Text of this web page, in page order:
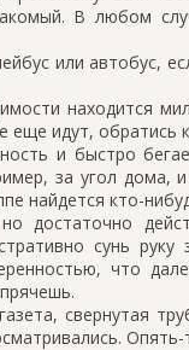
В любом
или автобус,
находится
еще идут,
и быстро
за угол
найдется кто-
достаточно
сунь
что
свернутая